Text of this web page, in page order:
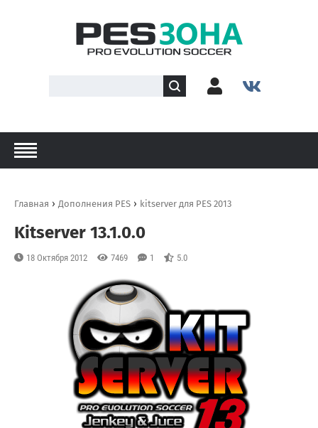
Главная › Дополнения PES › kitserver для PES 2013
Kitserver 13.1.0.0
18 Октября 2012 7469 1 5.0